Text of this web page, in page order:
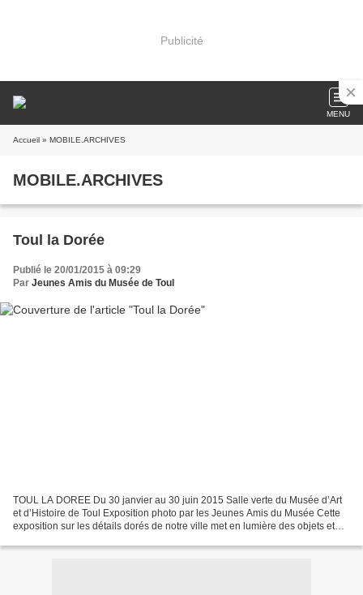
Publicité
MENU
Accueil » MOBILE.ARCHIVES
MOBILE.ARCHIVES
Toul la Dorée
Publié le 20/01/2015 à 09:29
Par Jeunes Amis du Musée de Toul
TOUL LA DOREE Du 30 janvier au 30 juin 2015 Salle verte du Musée d’Art
et d’Histoire de Toul Exposition photo par les Jeunes Amis du Musée Cette
exposition sur les détails dorés de notre ville met en lumière des objets et